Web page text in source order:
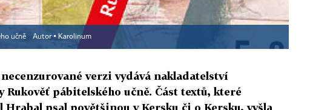
učně Autor ▪ Karolinum
verzi vydává nakladatelství
pábitelského učně. Část textů, které
Hrabal psal povětšinou v Kersku či o Kersku, vyšla